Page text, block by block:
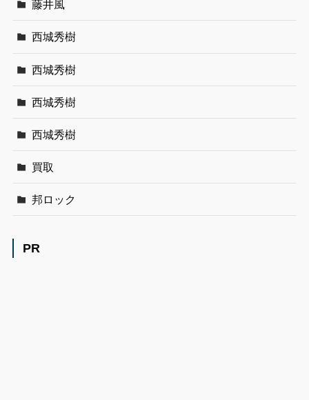
藤井風
西城秀樹
西城秀樹
西城秀樹
西城秀樹
買取
邦ロック
PR